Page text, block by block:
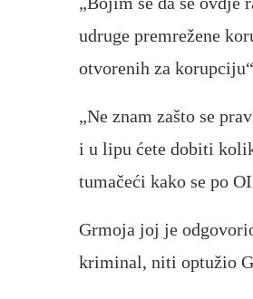
udruge premrežene
otvorenih za
„Ne znam zašto se
i u lipu ćete dobiti
tumačeći kako se po
Grmoja joj je
kriminal, niti optužio